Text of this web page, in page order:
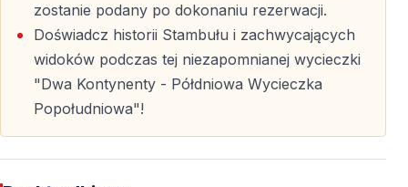
Nowoczesność inspirowana tradycją
W programie przewidziana jest również krótka wizyta
Wielkim Meczecie Çamlıca, największym meczecie
w Turcji. Obiekt łączy klasyczne elementy architektury
zostanie podany po dokonaniu rezerwacji.
Doświadcz historii Stambułu i zachwycających
widoków podczas tej niezapomnianej wycieczki
"Dwa Kontynenty - Półdniowa Wycieczka
Popołudniowa"!